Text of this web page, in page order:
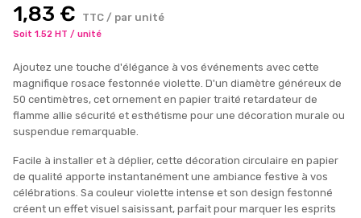
1,83 € TTC / par unité
Soit 1.52 HT / unité
Ajoutez une touche d'élégance à vos événements avec cette
magnifique rosace festonnée violette. D'un diamètre généreux de
50 centimètres, cet ornement en papier traité retardateur de
flamme allie sécurité et esthétisme pour une décoration murale ou
suspendue remarquable.
Facile à installer et à déplier, cette décoration circulaire en papier
de qualité apporte instantanément une ambiance festive à vos
célébrations. Sa couleur violette intense et son design festonné
créent un effet visuel saisissant, parfait pour marquer les esprits